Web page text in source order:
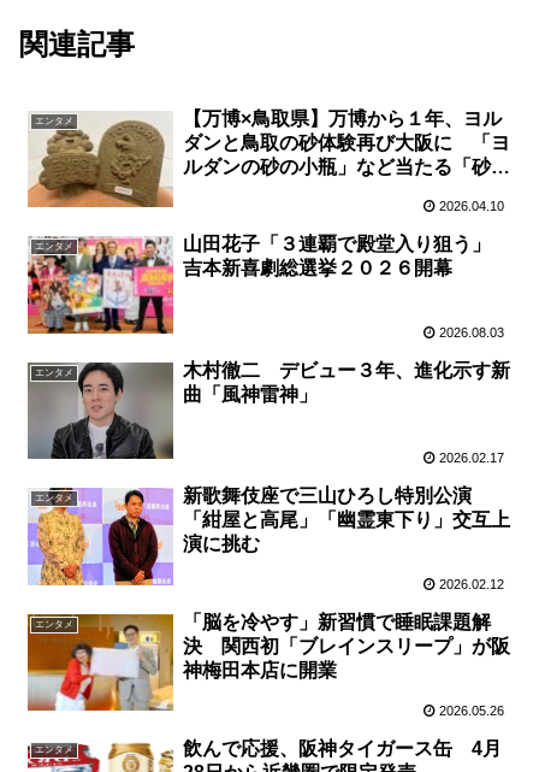
関連記事
エンタメ
【万博×鳥取県】万博から１年、ヨル
ダンと鳥取の砂体験再び大阪に 「ヨ
ルダンの砂の小瓶」など当たる「砂ガ
2026.04.10
エンタメ
山田花子「３連覇で殿堂入り狙う」
吉本新喜劇総選挙２０２６開幕
2026.08.03
エンタメ
木村徹二 デビュー３年、進化示す新
曲「風神雷神」
2026.02.17
エンタメ
新歌舞伎座で三山ひろし特別公演
「紺屋と高尾」「幽霊東下り」交互上
演に挑む
2026.02.12
エンタメ
「脳を冷やす」新習慣で睡眠課題解
決 関西初「ブレインスリープ」が阪
神梅田本店に開業
2026.05.26
エンタメ
飲んで応援、阪神タイガース缶 4月